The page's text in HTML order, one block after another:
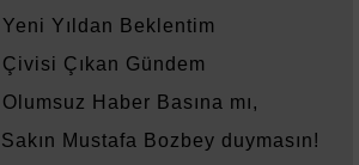
Yeni Yıldan Beklentim
Çivisi Çıkan Gündem
Olumsuz Haber Basına mı,
Sakın Mustafa Bozbey duymasın!